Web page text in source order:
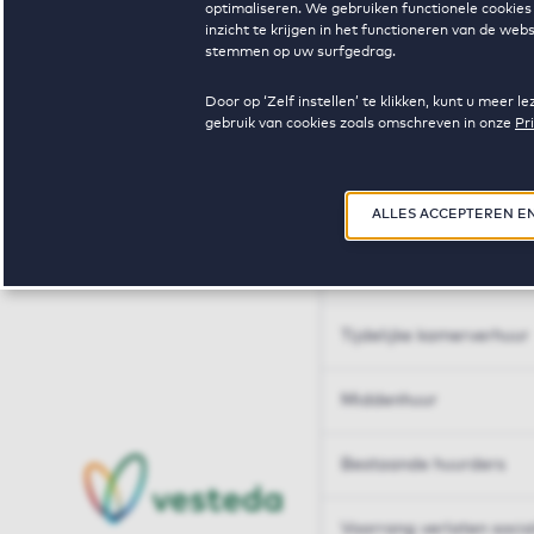
optimaliseren. We gebruiken functionele
inzicht te krijgen in het functioneren van de
stemmen op uw surfgedrag.
Door op ‘Zelf instellen’ te klikken, kunt u meer
gebruik van cookies zoals omschreven in onze
ALLES ACCEPTEREN
Huren op maat
Tijdelijke kamerverhuur
Middenhuur
Bestaande huurders
Voorrang verlaten